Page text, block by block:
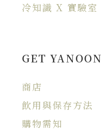
冷知識 X 實驗室
GET YANOON
商店
飲用與保存方法
購物需知